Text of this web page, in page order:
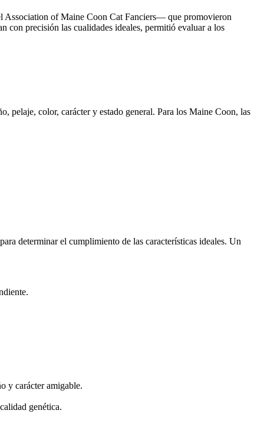
Association of Maine Coon Cat Fanciers— que promovieron
con precisión las cualidades ideales, permitió evaluar a los
pelaje, color, carácter y estado general. Para los Maine Coon, las
determinar el cumplimiento de las características ideales. Un
y carácter amigable.
genética.